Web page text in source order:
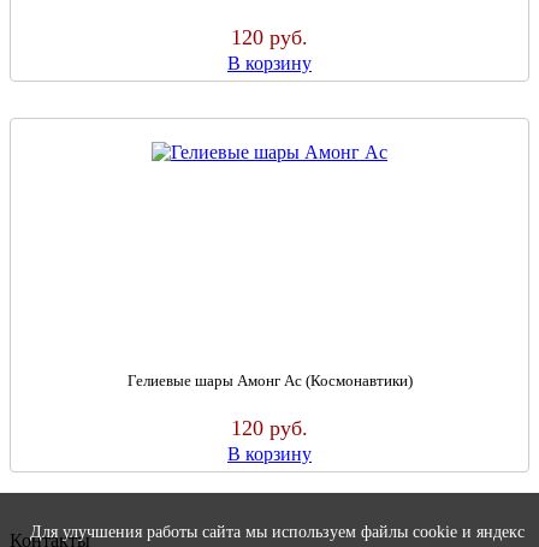
120 руб.
В корзину
Гелиевые шары Амонг Ас (Космонавтики)
120 руб.
В корзину
Контакты
Для улучшения работы сайта мы используем файлы cookie и яндекс